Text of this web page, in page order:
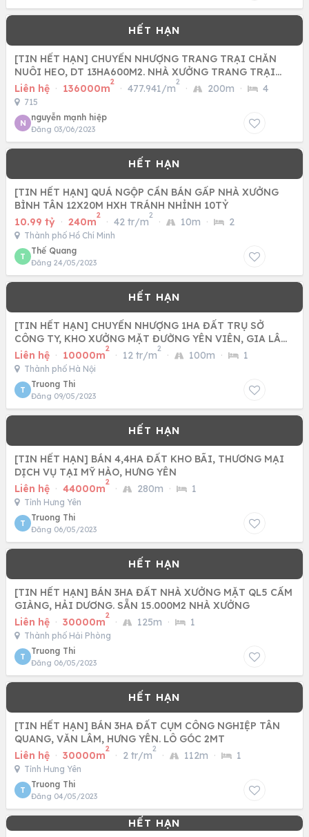
[TIN HẾT HẠN] CHUYỂN NHƯỢNG TRANG TRẠI CHĂN
NUÔI HEO, DT 13HA600M2. NHÀ XƯỞNG TRANG TRẠI
CÒN MỚI,
Liên hệ · 136000m
2
· 477.941/m
2
· 200m · 4
715
N
nguyễn mạnh hiệp
Đăng 03/06/2023
[TIN HẾT HẠN] QUÁ NGỘP CẦN BÁN GẤP NHÀ XƯỞNG
BÌNH TÂN 12X20M HXH TRÁNH NHỈNH 10TỶ
10.99 tỷ · 240m
2
· 42 tr/m
2
· 10m · 2
Thành phố Hồ Chí Minh
T
Thế Quang
Đăng 24/05/2023
[TIN HẾT HẠN] CHUYỂN NHƯỢNG 1HA ĐẤT TRỤ SỞ
CÔNG TY, KHO XƯỞNG MẶT ĐƯỜNG YÊN VIÊN, GIA LÂM,
HN
Liên hệ · 10000m
2
· 12 tr/m
2
· 100m · 1
Thành phố Hà Nội
T
Truong Thi
Đăng 09/05/2023
[TIN HẾT HẠN] BÁN 4,4HA ĐẤT KHO BÃI, THƯƠNG MẠI
DỊCH VỤ TẠI MỸ HÀO, HƯNG YÊN
Liên hệ · 44000m
2
· 280m · 1
Tỉnh Hưng Yên
T
Truong Thi
Đăng 06/05/2023
[TIN HẾT HẠN] BÁN 3HA ĐẤT NHÀ XƯỞNG MẶT QL5 CẨM
GIÀNG, HẢI DƯƠNG. SẴN 15.000M2 NHÀ XƯỞNG
Liên hệ · 30000m
2
· 125m · 1
Thành phố Hải Phòng
T
Truong Thi
Đăng 06/05/2023
[TIN HẾT HẠN] BÁN 3HA ĐẤT CỤM CÔNG NGHIỆP TÂN
QUANG, VĂN LÂM, HƯNG YÊN. LÔ GÓC 2MT
Liên hệ · 30000m
2
· 2 tr/m
2
· 112m · 1
Tỉnh Hưng Yên
T
Truong Thi
Đăng 04/05/2023